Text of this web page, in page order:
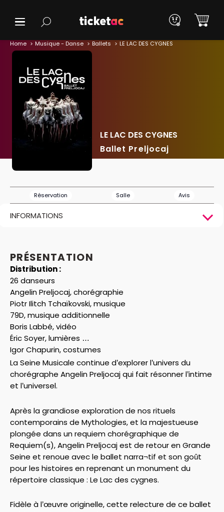
Home Musique - Danse Ballets LE LAC DES CYGNES
LE LAC DES CYGNES
Ballet Preljocaj
Réservation Salle Avis
INFORMATIONS
PRÉSENTATION
Distribution :
26 danseurs
Angelin Preljocaj, chorégraphie
Piotr Ilitch Tchaïkovski, musique
79D, musique additionnelle
Boris Labbé, vidéo
Éric Soyer, lumières
Igor Chapurin, costumes
La Seine Musicale continue d’explorer l’univers du
chorégraphe Angelin Preljocaj qui fait résonner l’intime
et l’universel.
Après la grandiose exploration de nos rituels
contemporains de Mythologies, et la majestueuse
plongée dans un requiem chorégraphique de
Requiem(s), Angelin Preljocaj est de retour en Grande
Seine et renoue avec le ballet narra¬tif et son goût
pour les histoires en reprenant un monument du
répertoire classique : Le Lac des cygnes.
Fidèle à l’œuvre originelle, cette relecture de ce ballet